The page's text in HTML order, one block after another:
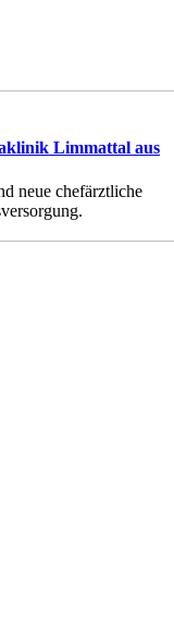
Limmattal aus
neue chefärztliche